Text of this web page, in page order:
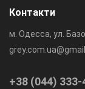
Контакти
м. Одесса, ул.
+38 (044) 333-